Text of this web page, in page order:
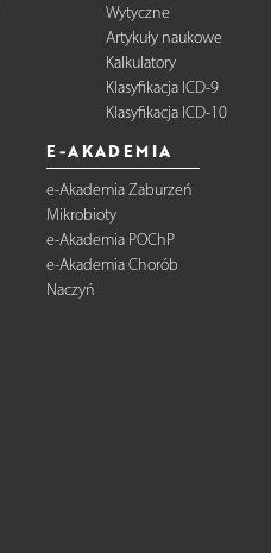
Wytyczne
Artykuły naukowe
Kalkulatory
Klasyfikacja ICD-9
Klasyfikacja ICD-10
E-AKADEMIA
e-Akademia Zaburzeń
Mikrobioty
e-Akademia POChP
e-Akademia Chorób
Naczyń